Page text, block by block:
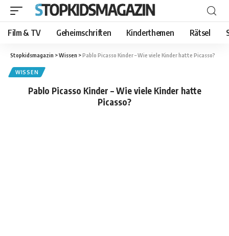
Film & TV Geheimschriften Kinderthemen Rätsel
Stopkidsmagazin >Wissen >Pablo Picasso Kinder – Wie viele Kinder hatte Picasso?
WISSEN
Pablo Picasso Kinder – Wie viele Kinder hatte
Picasso?